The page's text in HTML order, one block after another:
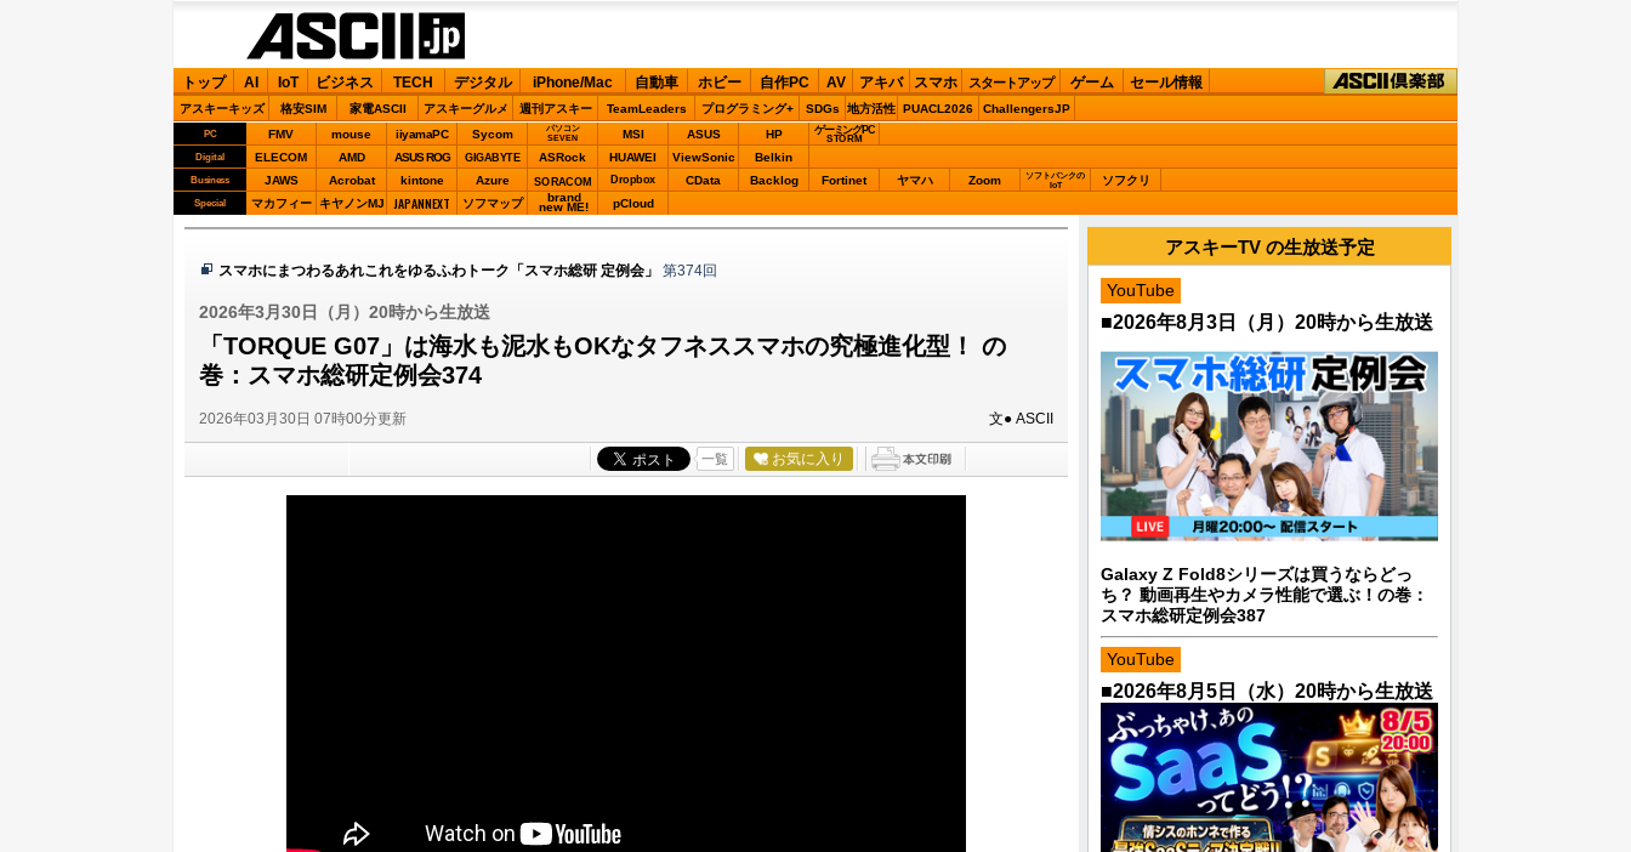
ASCII.jp
トップ AI IoT ビジネス TECH デジタル iPhone/Mac 自動車 ホビー 自作PC AV アキバ スマホ スタートアップ ゲーム セール情報
アスキーキッズ 格安SIM 家電ASCII アスキーグルメ 週刊アスキー TeamLeaders プログラミング+ SDGs 地方活性 PUACL2026 ChallengersJP
PC FMV mouse iiyamaPC Sycom
パソコン
SEVEN
MSI ASUS HP ゲーミングPC
STORM
Digital ELECOM AMD ASUS ROG GIGABYTE ASRock HUAWEI ViewSonic Belkin
Business JAWS Acrobat kintone Azure SORACOM Dropbox CData Backlog Fortinet ヤマハ Zoom
ソフトバンクの
IoT
ソフクリ
Special マカフィー キヤノンMJ JAPANNEXT ソフマップ brand
new ME! pCloud
スマホにまつわるあれこれをゆるふわトーク「スマホ総研 定例会」 第374回
2026年3月30日（月）20時から生放送
「TORQUE G07」は海水も泥水もOKなタフネススマホの究極進化型！ の
巻：スマホ総研定例会374
2026年03月30日 07時00分更新 文● ASCII
一覧 お気に入り
アスキーTV の生放送予定
YouTube
■2026年8月3日（月）20時から生放送
Galaxy Z Fold8シリーズは買うならどっ
ち？ 動画再生やカメラ性能で選ぶ！の巻：
スマホ総研定例会387
YouTube
■2026年8月5日（水）20時から生放送